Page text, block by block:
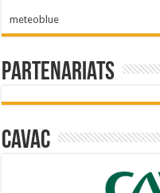
meteoblue
Partenariats
Cavac